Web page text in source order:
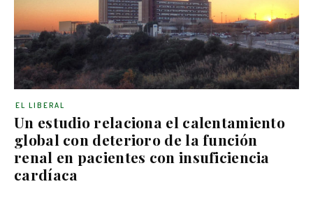
Un estudio relaciona el calentamiento
global con deterioro de la función
renal en pacientes con insuficiencia
cardíaca
EL LIBERAL